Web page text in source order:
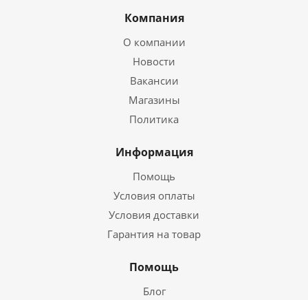
Компания
О компании
Новости
Вакансии
Магазины
Политика
Информация
Помощь
Условия оплаты
Условия доставки
Гарантия на товар
Помощь
Блог